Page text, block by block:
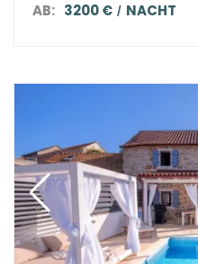
AB: 3200 € NACHT